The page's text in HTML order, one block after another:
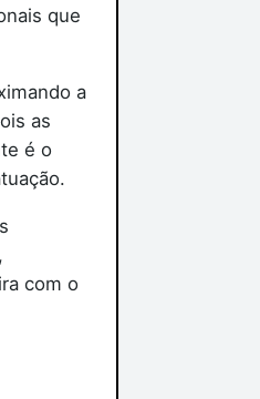
que
a
as
é o
com o